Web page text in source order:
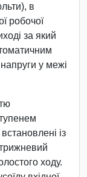
в
робочої
за який
у межі
із
ходу.